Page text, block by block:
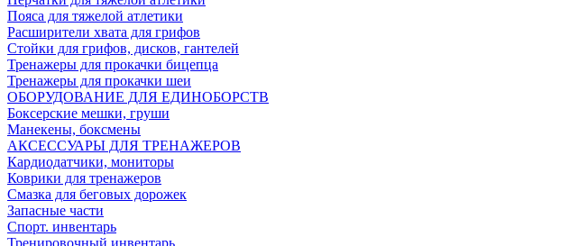
Пояса для тяжелой атлетики
Расширители хвата для грифов
Стойки для грифов, дисков, гантелей
Тренажеры для прокачки бицепца
Тренажеры для прокачки шеи
ОБОРУДОВАНИЕ ДЛЯ ЕДИНОБОРСТВ
Боксерские мешки, груши
Манекены, боксмены
АКСЕССУАРЫ ДЛЯ ТРЕНАЖЕРОВ
Кардиодатчики, мониторы
Коврики для тренажеров
Смазка для беговых дорожек
Запасные части
Спорт. инвентарь
Тренировочный инвентарь